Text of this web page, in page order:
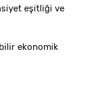
eşitliği ve
ekonomik